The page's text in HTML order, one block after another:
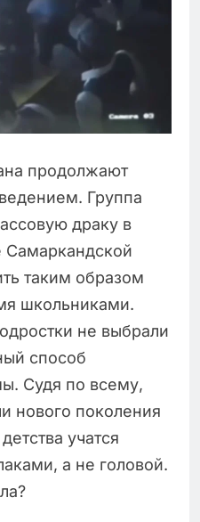
продолжают
Группа
драку в
таким образом
школьниками.
не выбрали
способ
Судя по всему,
нового поколения
учатся
а не головой.